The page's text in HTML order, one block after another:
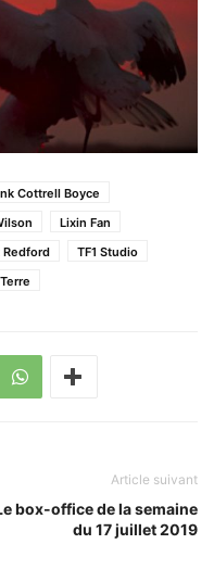
Cottrell Boyce
Lixin Fan
Redford
TF1 Studio
Article suivant
box-office de la semaine
du 17 juillet 2019